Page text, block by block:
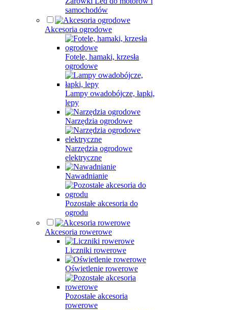
samochodów
Akcesoria ogrodowe
Fotele, hamaki, krzesła
ogrodowe
Lampy owadobójcze, łapki,
lepy
Narzędzia ogrodowe
Narzędzia ogrodowe
elektryczne
Nawadnianie
Pozostałe akcesoria do
ogrodu
Akcesoria rowerowe
Liczniki rowerowe
Oświetlenie rowerowe
Pozostałe akcesoria
rowerowe